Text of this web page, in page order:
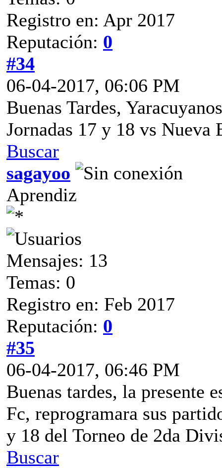
Registro en: Apr 2017
Reputación: 0
#34
06-04-2017, 06:06 PM
Buenas Tardes,
Jornadas 17 y 18 vs
Buscar
sagayoo
Aprendiz
Mensajes: 13
Temas: 0
Registro en: Feb 2017
Reputación: 0
#35
06-04-2017, 06:46 PM
Buenas tardes, la presente
Fc, reprogramara sus
y 18 del Torneo de 2da
Buscar